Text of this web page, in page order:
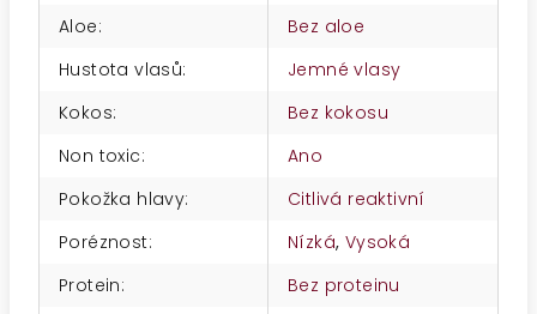
Aloe:
Bez aloe
Hustota vlasů:
Jemné vlasy
Kokos:
Bez kokosu
Non toxic:
Ano
Pokožka hlavy:
Citlivá reaktivní
Poréznost: Nízká, Vysoká
Protein:
Bez proteinu